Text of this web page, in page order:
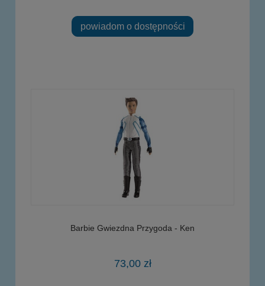
powiadom o dostępności
Barbie Gwiezdna Przygoda - Ken
73,00 zł